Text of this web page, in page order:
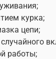
курка;
цепи;
работы;